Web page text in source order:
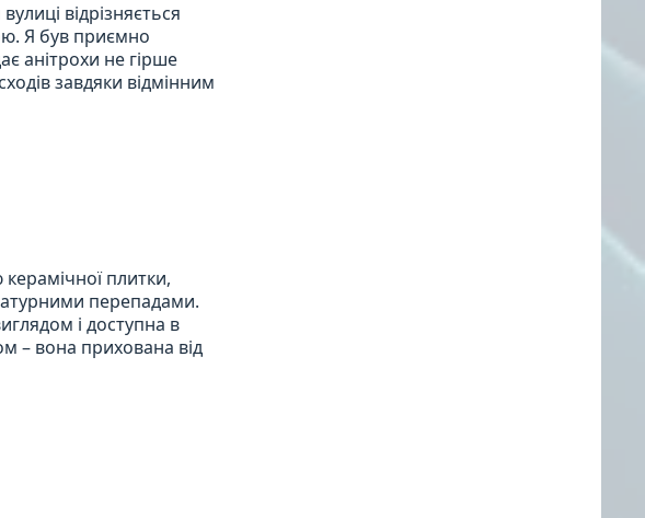
відрізняється
Я був приємно
анітрохи не гірше
завдяки відмінним
плитки,
перепадами.
і доступна в
– вона прихована від